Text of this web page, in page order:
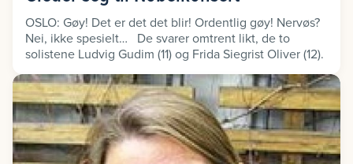
OSLO: Gøy! Det er det det blir! Ordentlig gøy! Nervøs?
Nei, ikke spesielt… De svarer omtrent likt, de to
solistene Ludvig Gudim (11) og Frida Siegrist Oliver (12).